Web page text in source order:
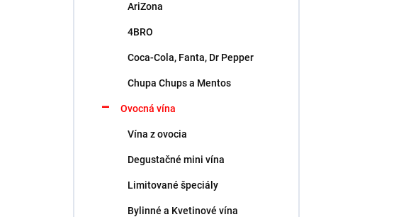
AriZona
4BRO
Coca-Cola, Fanta, Dr Pepper
Chupa Chups a Mentos
Ovocná vína
Vína z ovocia
Degustačné mini vína
Limitované špeciály
Bylinné a Kvetinové vína